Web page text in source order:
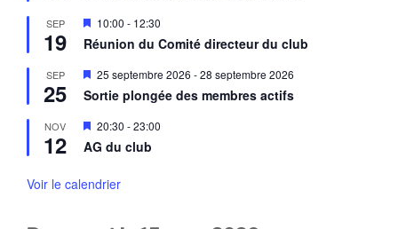
a
n
t
n
a
a
n
t
SEP
19
M
i
s
n
a
a
n
t
10:00 - 12:30
Réunion du Comité directeur du club
SEP
25
M
s
n
a
n
25 septembre 2026 -28 septembre 2026
Sortie plongée des membres actifs
NOV
12
M
i
s
n
20:30 -23:00
AG du club
Voir le calendrier